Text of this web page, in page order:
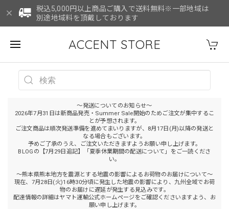
税込5,000円以上商品ご購入で送料無料※一部地域は
別途地域料を頂戴しております
ACCENT STORE
～発送についてのお知らせ～
2026年7月31日は新商品発売・Summer Sale開始のためご注文が集中するこ
とが予想されます。
ご注文商品は順次発送準備を進めてまいりますが、8月17日(月)以降の発送と
なる場合もございます。
予めご了承のうえ、ご注文いただきますようお願い申し上げます。
BLOGの【7月29日追記】「夏季休業期間の配送について」をご一読くださ
い。
～熊本県熊本地方を震源とする地震の影響によるお荷物のお届けについて～
現在、7月28日(火)16時30分頃に発生した地震の影響により、九州全域でお荷
物のお届けに遅延が発生する見込みです。
配達情報の詳細はヤマト運輸公式ホームページをご確認くださいますよう、お
願い申し上げます。